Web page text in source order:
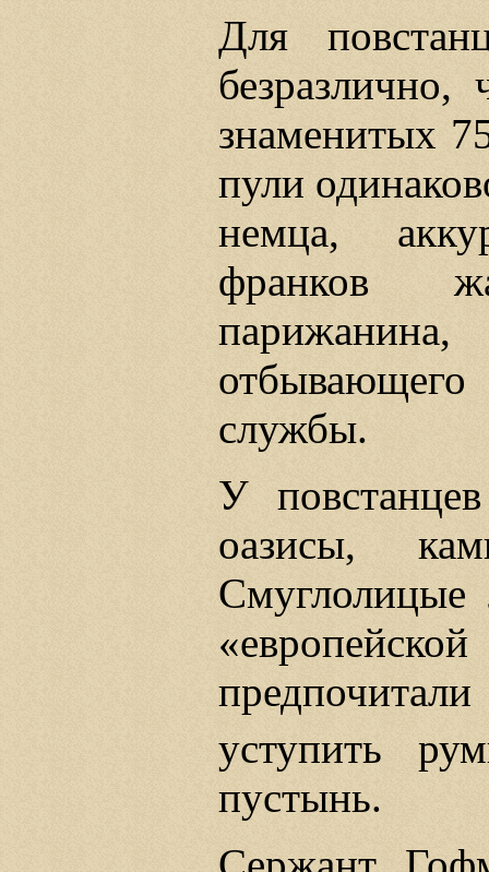
Для
знаменитых
пули
немца,
франков
парижанина,
службы.
У
оазисы,
уступить
пустынь.